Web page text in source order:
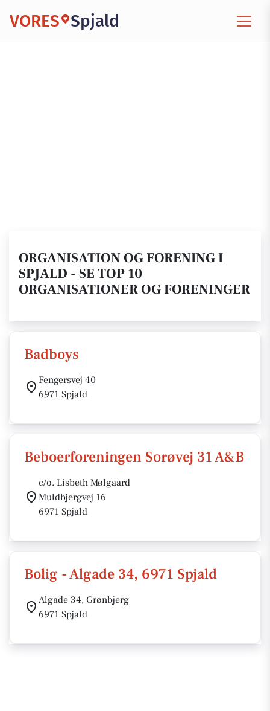
VORES Spjald
ORGANISATION OG FORENING I
SPJALD - SE TOP 10
ORGANISATIONER OG FORENINGER
Badboys
Fengersvej 40
6971 Spjald
Beboerforeningen Sorøvej 31 A&B
c/o. Lisbeth Mølgaard
Muldbjergvej 16
6971 Spjald
Bolig - Algade 34, 6971 Spjald
Algade 34, Grønbjerg
6971 Spjald